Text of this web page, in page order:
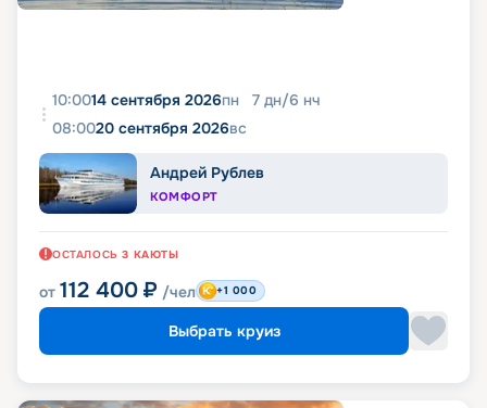
10:0014 сентября 2026пн 7 дн/6 нч
08:0020 сентября 2026вс
Андрей Рублев
КОМФОРТ
ОСТАЛОСЬ 3 КАЮТЫ
от 112 400 ₽ /чел +1 000
Выбрать круиз